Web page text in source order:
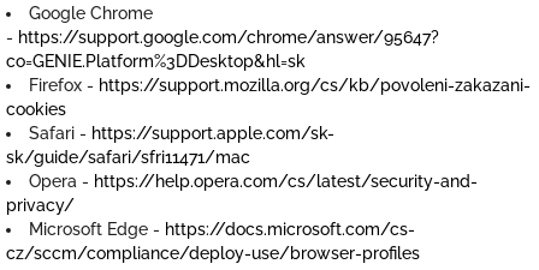
Google Chrome
- https://support.google.com/chrome/answer/95647?
co=GENIE.Platform%3DDesktop&hl=sk
Firefox - https://support.mozilla.org/cs/kb/povoleni-zakazani-
cookies
Safari - https://support.apple.com/sk-
sk/guide/safari/sfri11471/mac
Opera - https://help.opera.com/cs/latest/security-and-
privacy/
Microsoft Edge - https://docs.microsoft.com/cs-
cz/sccm/compliance/deploy-use/browser-profiles